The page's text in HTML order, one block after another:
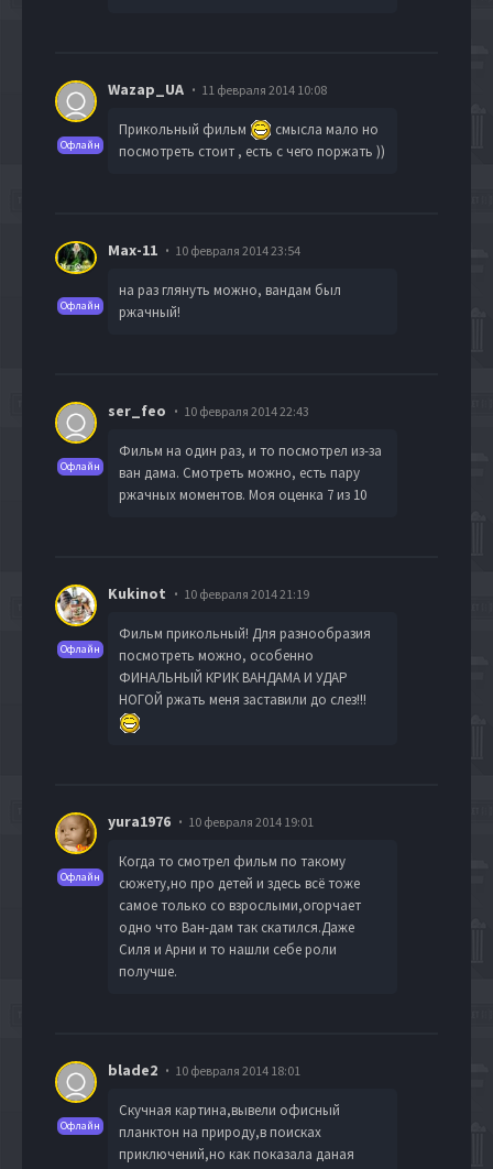
Офлайн
Wazap_UA 11 февраля 2014 10:08
Прикольный фильм
смысла мало но
посмотреть стоит , есть с чего поржать ))
Офлайн
Max-11 10 февраля 2014 23:54
на раз глянуть можно, вандам был
ржачный!
Офлайн
ser_feo 10 февраля 2014 22:43
Фильм на один раз, и то посмотрел из-за
ван дама. Смотреть можно, есть пару
ржачных моментов. Моя оценка 7 из 10
Офлайн
Kukinot 10 февраля 2014 21:19
Фильм прикольный! Для разнообразия
посмотреть можно, особенно
ФИНАЛЬНЫЙ КРИК ВАНДАМА И УДАР
НОГОЙ ржать меня заставили до слез!!!
Офлайн
yura1976 10 февраля 2014 19:01
Когда то смотрел фильм по такому
сюжету,но про детей и здесь всё тоже
самое только со взрослыми,огорчает
одно что Ван-дам так скатился.Даже
Силя и Арни и то нашли себе роли
получше.
Офлайн
blade2 10 февраля 2014 18:01
Скучная картина,вывели офисный
планктон на природу,в поисках
приключений,но как показала даная